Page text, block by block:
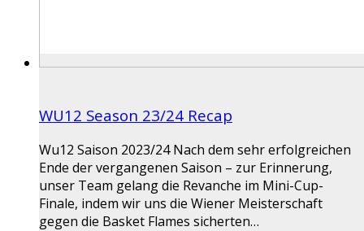
WU12 Season 23/24 Recap
Wu12 Saison 2023/24 Nach dem sehr erfolgreichen
Ende der vergangenen Saison – zur Erinnerung,
unser Team gelang die Revanche im Mini-Cup-
Finale, indem wir uns die Wiener Meisterschaft
gegen die Basket Flames sicherten…